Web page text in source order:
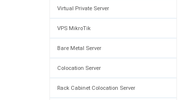
Virtual Private Server
VPS MikroTik
Bare Metal Server
Colocation Server
Rack Cabinet Colocation Server